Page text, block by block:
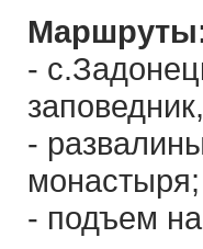
-
-
монастыря;
- подъем